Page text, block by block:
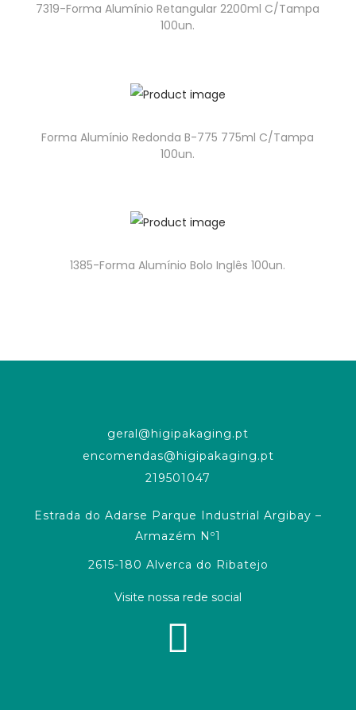
7319-Forma Alumínio Retangular 2200ml C/Tampa
100un.
Forma Alumínio Redonda B-775 775ml C/Tampa
100un.
1385-Forma Alumínio Bolo Inglês 100un.
geral@higipakaging.pt
encomendas@higipakaging.pt
219501047
Estrada do Adarse Parque Industrial Argibay –
Armazém Nº1
2615-180 Alverca do Ribatejo
Visite nossa rede social